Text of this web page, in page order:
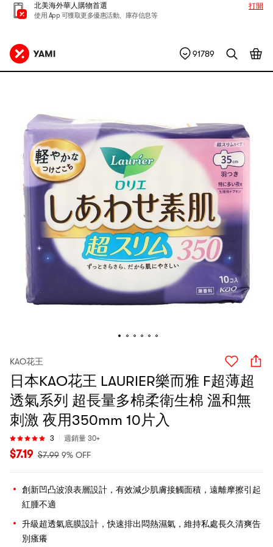
北美海外華人購物首選
使用 App 可獲取更多優惠活動、庫存信息等
打開
91789
KAO花王
日本KAO花王 LAURIER樂而雅 F超薄超
透氣系列 超長量多棉柔衛生棉 溫和無
刺激 夜用350mm 10片入
3 週銷量 30+
$7.19 $7.99 9% OFF
創新凹凸波浪表層設計，有效減少肌膚接觸面積，遠離摩擦引起
紅腫不適
升級超透氣底膜設計，快速排出悶熱濕氣，維持私處長久清爽告
別瘙癢